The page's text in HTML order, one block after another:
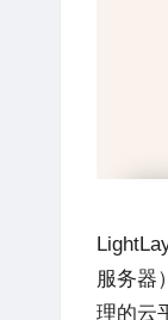
服务器
理的云